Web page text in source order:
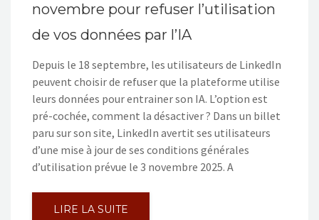
novembre pour refuser l’utilisation
de vos données par l’IA
Depuis le 18 septembre, les utilisateurs de LinkedIn
peuvent choisir de refuser que la plateforme utilise
leurs données pour entrainer son IA. L’option est
pré-cochée, comment la désactiver ? Dans un billet
paru sur son site, LinkedIn avertit ses utilisateurs
d’une mise à jour de ses conditions générales
d’utilisation prévue le 3 novembre 2025. A
LIRE LA SUITE